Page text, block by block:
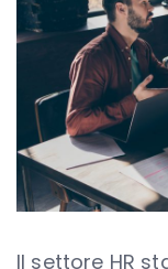
Il settore HR